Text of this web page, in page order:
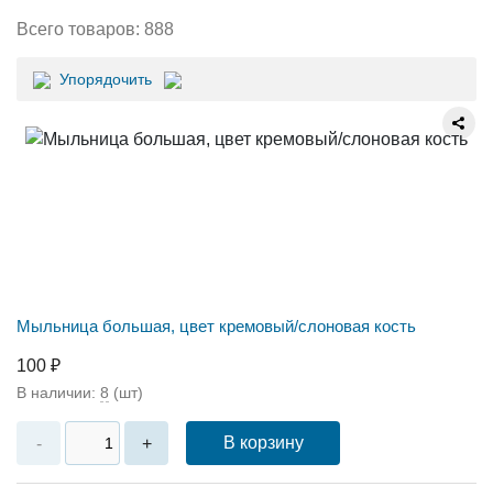
Всего товаров: 888
Упорядочить
Мыльница большая, цвет кремовый/слоновая кость
100 ₽
В наличии: 8 (шт)
- + В корзину